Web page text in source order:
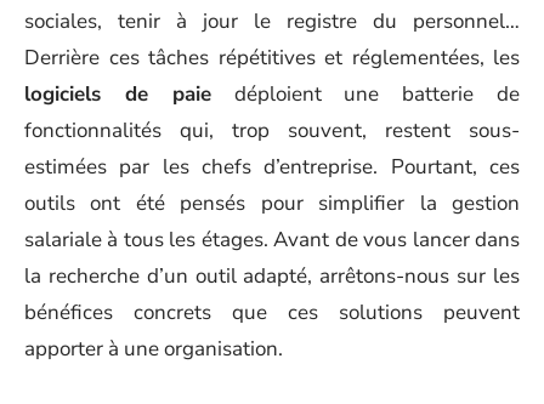
sociales, tenir à jour le registre du personnel…
Derrière ces tâches répétitives et réglementées, les
logiciels de paiedéploient une batterie de
fonctionnalités qui, trop souvent, restent sous-
estimées par les chefs d’entreprise. Pourtant, ces
outils ont été pensés pour simplifier la gestion
salariale à tous les étages. Avant de vous lancer dans
la recherche d’un outil adapté, arrêtons-nous sur les
bénéfices concrets que ces solutions peuvent
apporter à une organisation.